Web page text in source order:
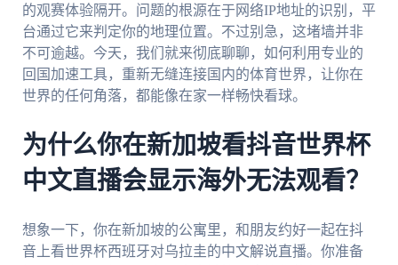
的观赛体验隔开。问题的根源在于网络IP地址的识别，平
台通过它来判定你的地理位置。不过别急，这堵墙并非
不可逾越。今天，我们就来彻底聊聊，如何利用专业的
回国加速工具，重新无缝连接国内的体育世界，让你在
世界的任何角落，都能像在家一样畅快看球。
为什么你在新加坡看抖音世界杯
中文直播会显示海外无法观看？
想象一下，你在新加坡的公寓里，和朋友约好一起在抖
音上看世界杯西班牙对乌拉圭的中文解说直播。你准备